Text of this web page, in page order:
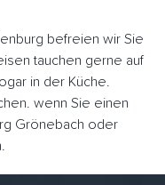
befreien wir Sie
tauchen gerne auf
in der Küche.
wenn Sie einen
Grönebach oder